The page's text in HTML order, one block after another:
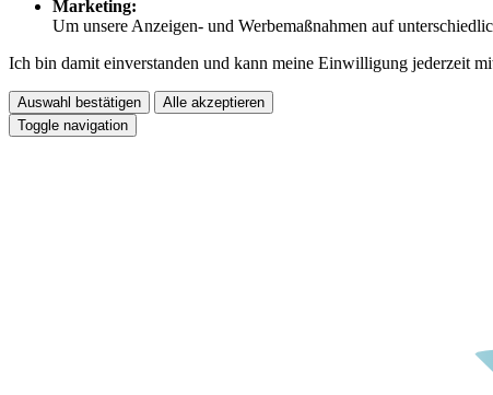
Marketing:
Um unsere Anzeigen- und Werbemaßnahmen auf
Ich bin damit einverstanden und kann meine Einwilligung jederzeit
Auswahl bestätigen
Alle akzeptieren
Toggle navigation